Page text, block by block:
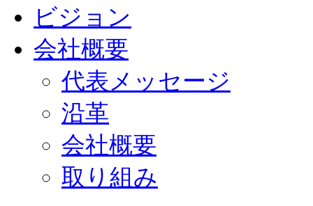
ビジョン
会社概要
代表メッセージ
沿革
会社概要
取り組み